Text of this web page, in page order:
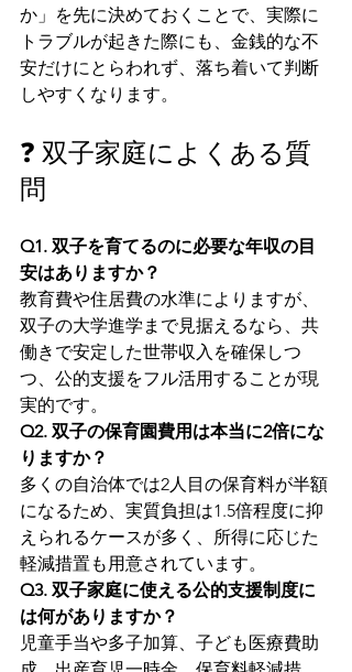
か」を先に決めておくことで、実際に
トラブルが起きた際にも、金銭的な不
安だけにとらわれず、落ち着いて判断
しやすくなります。
❓ 双子家庭によくある質
問
Q1. 双子を育てるのに必要な年収の目
安はありますか？
教育費や住居費の水準によりますが、
双子の大学進学まで見据えるなら、共
働きで安定した世帯収入を確保しつ
つ、公的支援をフル活用することが現
実的です。
Q2. 双子の保育園費用は本当に2倍にな
りますか？
多くの自治体では2人目の保育料が半額
になるため、実質負担は1.5倍程度に抑
えられるケースが多く、所得に応じた
軽減措置も用意されています。
Q3. 双子家庭に使える公的支援制度に
は何がありますか？
児童手当や多子加算、子ども医療費助